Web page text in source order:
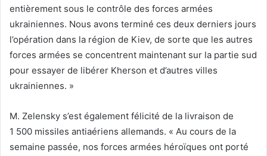
entièrement sous le contrôle des forces armées
ukrainiennes. Nous avons terminé ces deux derniers jours
l’opération dans la région de Kiev, de sorte que les autres
forces armées se concentrent maintenant sur la partie sud
pour essayer de libérer Kherson et d’autres villes
ukrainiennes. »
M. Zelensky s’est également félicité de la livraison de
1 500 missiles antiaériens allemands. « Au cours de la
semaine passée, nos forces armées héroïques ont porté